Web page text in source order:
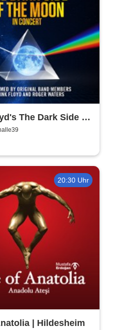
The Dark Side of
- In Concert
20:30 Uhr
| Hildesheim